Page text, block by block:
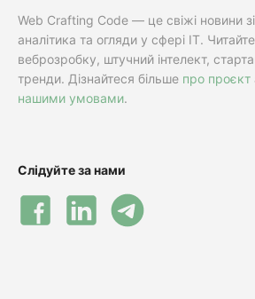
Web Crafting Code — це свіжі новини зі
аналітика та огляди у сфері IT.
веброзробку, штучний інтелект,
тренди. Дізнайтеся більше про проєкт
нашими умовами.
Слідуйте за нами